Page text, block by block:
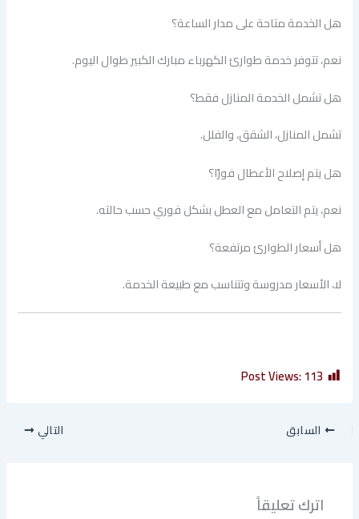
هل الخدمة متاحة على مدار الساعة؟
نعم، تتوفر خدمة طوارئ الكهرباء مبارك الكبير طوال اليوم.
هل تشمل الخدمة المنازل فقط؟
تشمل المنازل، الشقق، والفلل.
هل يتم إصلاح الأعطال فورًا؟
نعم، يتم التعامل مع العطل بشكل فوري حسب حالته.
هل أسعار الطوارئ مرتفعة؟
لا، الأسعار مدروسة وتتناسب مع طبيعة الخدمة.
Post Views:113
السابق التالي
اترك تعليقاً